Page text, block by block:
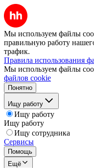
Мы используем файлы
правильную работу
трафик.
Правила использования
Мы используем файлы
файлов cookie
Понятно
Ищу работу
Ищу работу
Ищу работу
Ищу сотрудника
Сервисы
Помощь
Ещё